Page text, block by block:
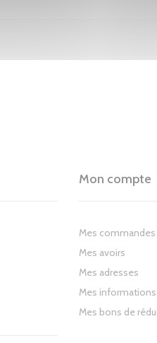
Mon compte
Mes commandes
Mes avoirs
Mes adresses
Mes
Mes bons de